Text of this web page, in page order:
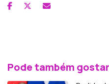
Pode também gostar